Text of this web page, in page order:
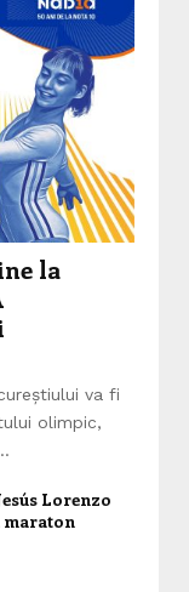
la
va fi
olimpic,
Lorenzo
maraton